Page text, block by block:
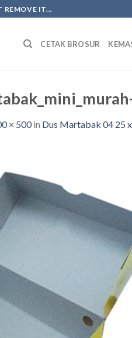
REMOVE IT...
CETAK BROSUR
× 500in Dus Martabak 04 25